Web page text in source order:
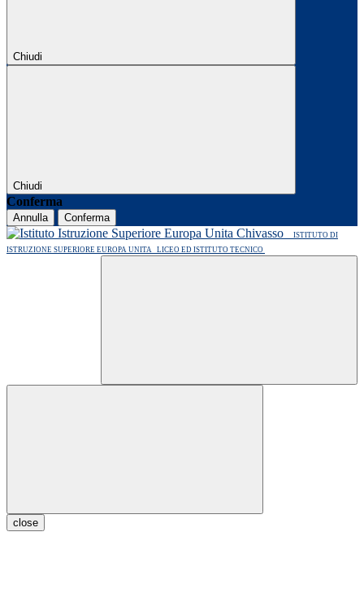
Chiudi
Chiudi
Conferma
Annulla Conferma
ISTITUTO DI
ISTRUZIONE SUPERIORE EUROPA UNITA LICEO ED ISTITUTO TECNICO
close